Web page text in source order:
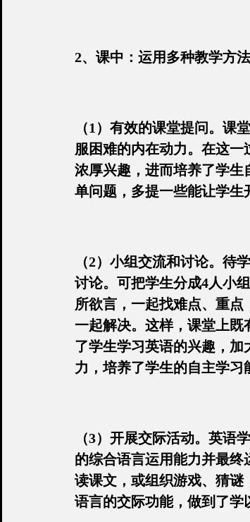
2、课中：运用多种教学方法
（1）有效的课堂提问。课
服困难的内在动力。在这
浓厚兴趣，进而培养了学
单问题，多提一些能让学生
（2）小组交流和讨论。待
讨论。可把学生分成4人小
所欲言，一起找难点、重
一起解决。这样，课堂上
了学生学习英语的兴趣，
力，培养了学生的自主学习
（3）开展交际活动。英语
的综合语言运用能力并最
读课文，或组织游戏、猜谜
语言的交际功能，做到了学